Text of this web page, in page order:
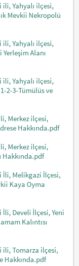
ili, Yahyalı ilçesi,
Mevkii Nekropolü
ili, Yahyalı ilçesi,
Alanı
ili, Yahyalı ilçesi,
2-3-Tümülüs ve
Merkez ilçesi,
Hakkında.pdf
Merkez ilçesi,
İli, Melikgazi İlçesi,
Kaya Oyma
İli, Develi İlçesi, Yeni
Kalıntısı
ili, Tomarza ilçesi,
Hakkında.pdf